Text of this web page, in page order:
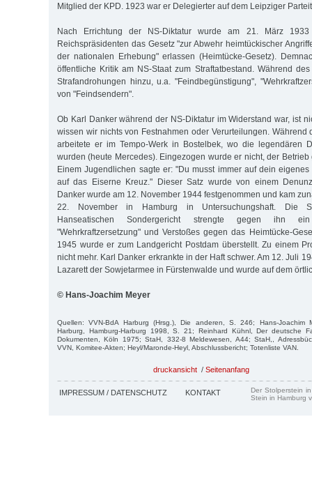
Mitglied der KPD. 1923 war er Delegierter auf dem Leipziger
Nach Errichtung der NS-Diktatur wurde am 21. März
Reichspräsidenten das Gesetz "zur Abwehr heimtückischer
der nationalen Erhebung" erlassen (Heimtücke-Gesetz).
öffentliche Kritik am NS-Staat zum Straftatbestand. Während
Strafandrohungen hinzu, u.a. "Feindbegünstigung",
von "Feindsendern".
Ob Karl Danker während der NS-Diktatur im Widerstand war, ist
wissen wir nichts von Fest­nahmen oder Verurteilungen. Während
arbeitete er im Tempo-Werk in Bostelbek, wo die legendären
wurden (heute Mercedes). Eingezogen wurde er nicht, der
Einem Jugendlichen sagte er: "Du musst immer auf dein
auf das Eiserne Kreuz." Dieser Satz wurde von einem
Danker wurde am 12. November 1944 festgenommen und kam
22. November in Hamburg in Untersuchungshaft. Die
Hanseatischen Sondergericht strengte gegen ihn
"Wehrkraftzersetzung" und Verstoßes gegen das Heimtücke-
1945 wurde er zum Landgericht Postdam überstellt. Zu einem
nicht mehr. Karl Danker erkrankte in der Haft schwer. Am 12. Juli
Lazarett der Sowjetarmee in Fürsten­walde und wurde auf dem
© Hans-Joachim Meyer
Quellen: VVN-BdA Harburg (Hrsg.), Die anderen, S. 246; Hans-Joachim
Harburg, Hamburg-Harburg 1998, S. 21; Reinhard Kühnl, Der deutsche
Dokumenten, Köln 1975; StaH, 332-8 Meldewesen, A44; StaH,,
VVN, Komitee-Akten; Heyl/Maronde-Heyl, Abschlussbericht; Totenliste VAN.
druckansicht / Seitenanfang
IMPRESSUM / DATENSCHUTZ KONTAKT
Der Stolperstein
Stein in Hamburg